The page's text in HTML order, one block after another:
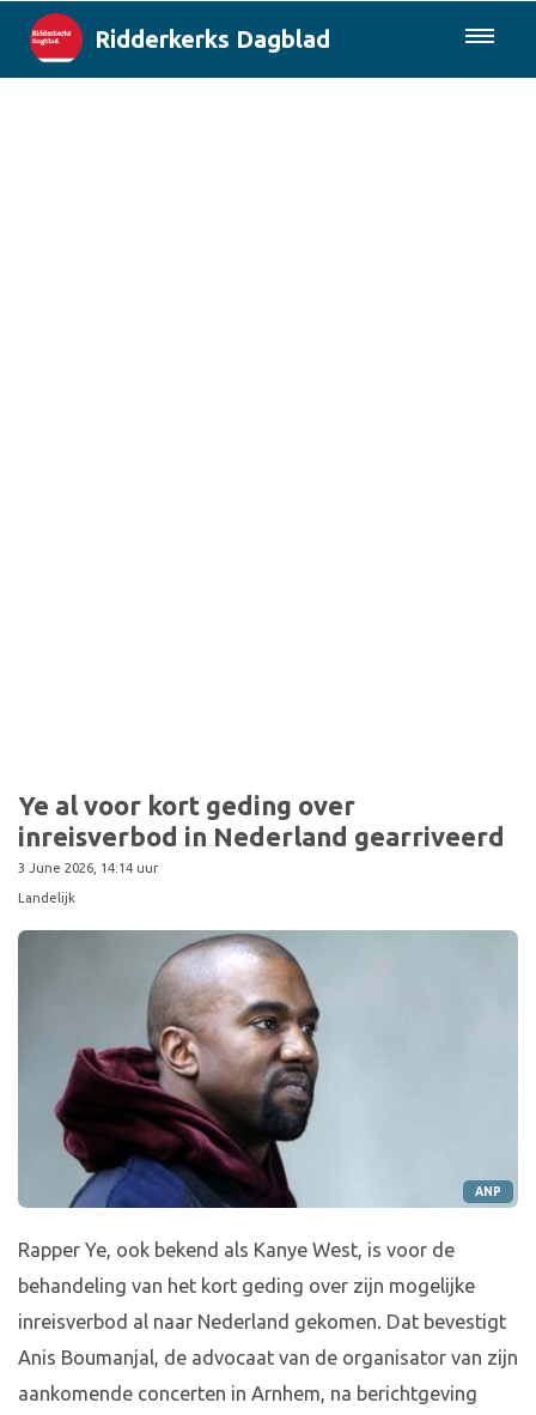
Ridderkerks Dagblad
Ye al voor kort geding over
inreisverbod in Nederland gearriveerd
3 June 2026, 14:14 uur
Landelijk
ANP
Rapper Ye, ook bekend als Kanye West, is voor de
behandeling van het kort geding over zijn mogelijke
inreisverbod al naar Nederland gekomen. Dat bevestigt
Anis Boumanjal, de advocaat van de organisator van zijn
aankomende concerten in Arnhem, na berichtgeving